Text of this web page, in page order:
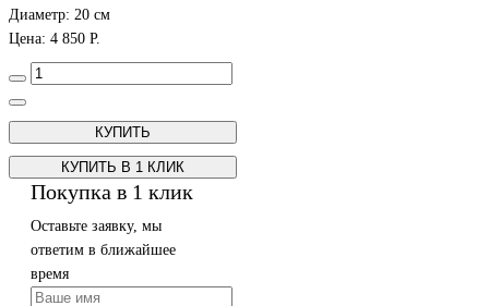
Диаметр: 20 см
Цена: 4 850 Р.
КУПИТЬ В 1 КЛИК
Покупка в 1 клик
Оставьте заявку, мы
ответим в ближайшее
время